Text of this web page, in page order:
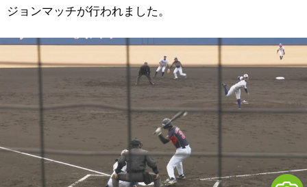
ジョンマッチが行われました。